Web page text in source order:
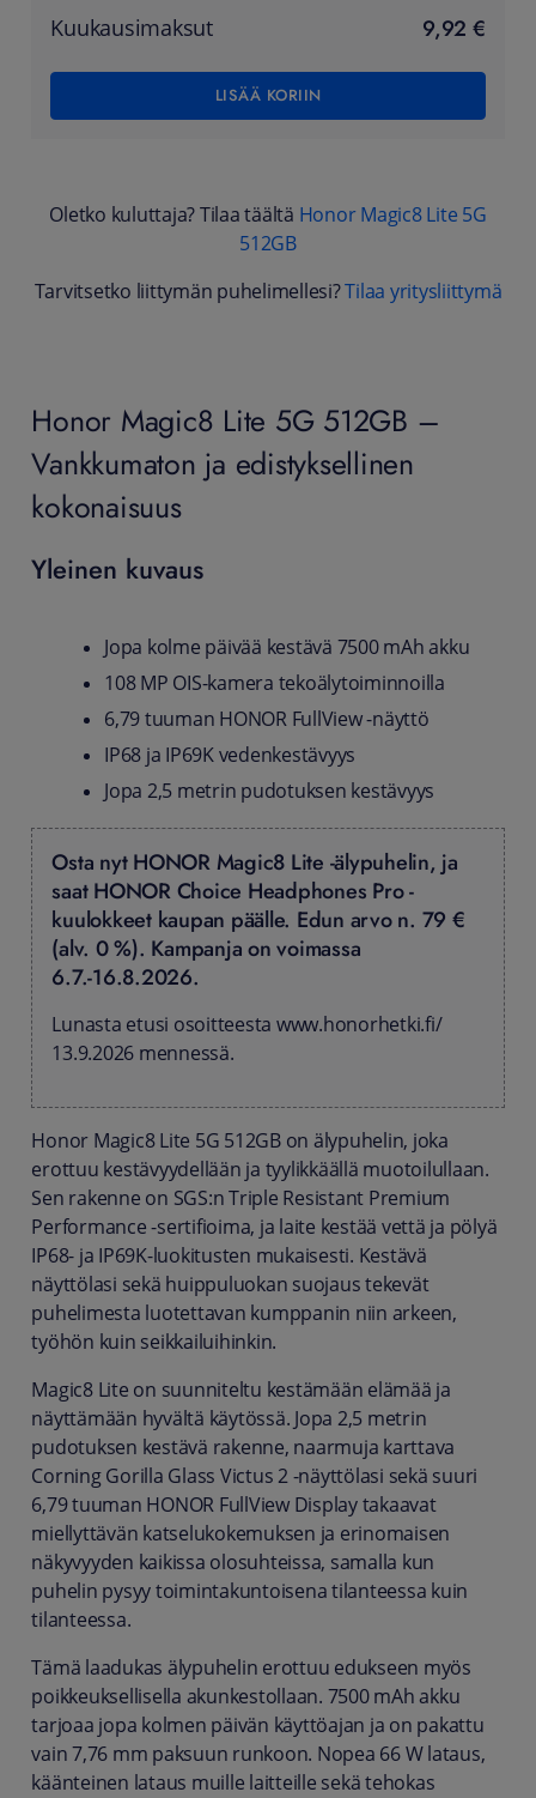
Kuukausimaksut 9,92 €
LISÄÄ KORIIN
Oletko kuluttaja? Tilaa täältä Honor Magic8 Lite 5G
512GB
Tarvitsetko liittymän puhelimellesi?Tilaa yritysliittymä
Honor Magic8 Lite 5G 512GB –
Vankkumaton ja edistyksellinen
kokonaisuus
Yleinen kuvaus
Jopa kolme päivää kestävä 7500 mAh akku
108 MP OIS-kamera tekoälytoiminnoilla
6,79 tuuman HONOR FullView -näyttö
IP68 ja IP69K vedenkestävyys
Jopa 2,5 metrin pudotuksen kestävyys
Osta nyt HONOR Magic8 Lite -älypuhelin, ja
saat HONOR Choice Headphones Pro -
kuulokkeet kaupan päälle. Edun arvo n. 79 €
(alv. 0 %). Kampanja on voimassa
6.7.-16.8.2026.
Lunasta etusi osoitteesta www.honorhetki.fi/
13.9.2026 mennessä.
Honor Magic8 Lite 5G 512GB on älypuhelin, joka
erottuu kestävyydellään ja tyylikkäällä muotoilullaan.
Sen rakenne on SGS:n Triple Resistant Premium
Performance -sertifioima, ja laite kestää vettä ja pölyä
IP68- ja IP69K-luokitusten mukaisesti. Kestävä
näyttölasi sekä huippuluokan suojaus tekevät
puhelimesta luotettavan kumppanin niin arkeen,
työhön kuin seikkailuihinkin.
Magic8 Lite on suunniteltu kestämään elämää ja
näyttämään hyvältä käytössä. Jopa 2,5 metrin
pudotuksen kestävä rakenne, naarmuja karttava
Corning Gorilla Glass Victus 2 -näyttölasi sekä suuri
6,79 tuuman HONOR FullView Display takaavat
miellyttävän katselukokemuksen ja erinomaisen
näkyvyyden kaikissa olosuhteissa, samalla kun
puhelin pysyy toimintakuntoisena tilanteessa kuin
tilanteessa.
Tämä laadukas älypuhelin erottuu edukseen myös
poikkeuksellisella akunkestollaan. 7500 mAh akku
tarjoaa jopa kolmen päivän käyttöajan ja on pakattu
vain 7,76 mm paksuun runkoon. Nopea 66 W lataus,
käänteinen lataus muille laitteille sekä tehokas